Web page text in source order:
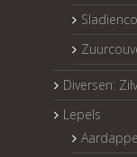
Diversen:
Lepels